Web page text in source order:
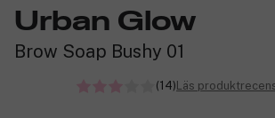
Urban Glow
Brow Soap Bushy 01
(14)Läs